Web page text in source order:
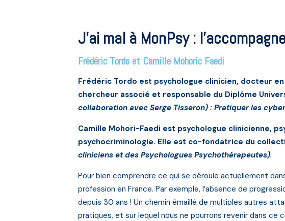
J’ai mal à MonPsy :
Frédéric Tordo et Camille Mohoric Faedi
Frédéric Tordo est psychologue clinicien, docteur
chercheur associé et responsable du Diplôme
collaboration avec Serge Tisseron) : Pratiquer les
Camille Mohori-Faedi est psychologue clinicienne,
psychocriminologie. Elle est co-fondatrice du
cliniciens et des Psychologues Psychothérapeutes).
Pour bien comprendre ce qui se déroule actuellement
profession en France. Par exemple, l’absence de
depuis 30 ans ! Un chemin émaillé de multiples autres
pratiques, et sur lequel nous ne pourrons revenir dans ce